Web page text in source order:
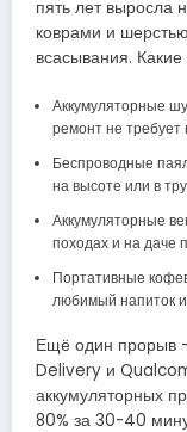
пять лет выросла
коврами и
всасывания.
Аккумуляторные
ремонт не требует
Беспроводные
на высоте или в
Аккумуляторные
походах и на даче
Портативные
любимый напиток
Ещё один прорыв
Delivery и
аккумуляторных
80% за 30-40